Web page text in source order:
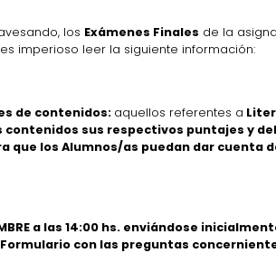
los Exámenes Finales de la
imperioso leer la siguiente información:
de contenidos: aquellos referentes a
sus respectivos puntajes y
que los Alumnos/as puedan dar cuenta
a las 14:00 hs. enviándose
con las preguntas